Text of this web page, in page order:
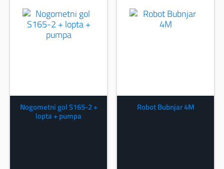
Nogometni gol S165-2 +
lopta + pumpa
Robot Bubnjar 4M